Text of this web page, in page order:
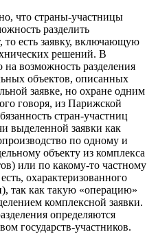
что страны-участницы
разделить
то есть заявку, включающую
решений. В
возможность разделения
объектов, описанных
заявке, но охране одним
говоря, из Парижской
стран-участниц
выделенной заявки как
по одному и
объекту из комплекса
или по какому-то частному
охарактеризованного
так как такую «операцию»
комплексной заявки.
определяются
государств-участников.